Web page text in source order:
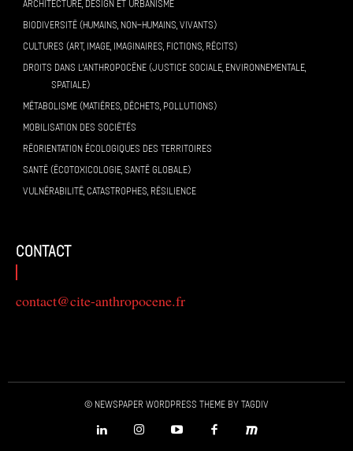
ARCHITECTURE, DESIGN ET URBANISME
BIODIVERSITÉ (HUMAINS, NON-HUMAINS, VIVANTS)
CULTURES (ART, IMAGE, IMAGINAIRES, FICTIONS, RÉCITS)
DROITS DANS L’ANTHROPOCÈNE (JUSTICE SOCIALE, ENVIRONNEMENTALE,
SPATIALE)
MÉTABOLISME (MATIÈRES, DÉCHETS, POLLUTIONS)
MOBILISATION DES SOCIÉTÉS
RÉORIENTATION ÉCOLOGIQUES DES TERRITOIRES
SANTÉ (ÉCOTOXICOLOGIE, SANTÉ GLOBALE)
VULNÉRABILITÉ, CATASTROPHES, RÉSILIENCE
contact
contact@cite-anthropocene.fr
© Newspaper WordPress Theme by TagDiv